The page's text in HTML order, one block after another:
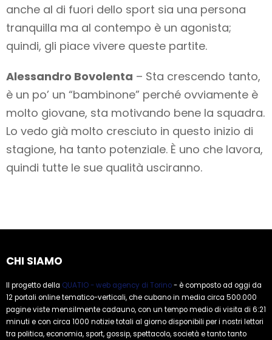
anche al di fuori dello sport sia una persona
tranquilla ma al contempo è un agonista;
quindi, gli piace vivere queste partite.
Alessandro Bovolenta – Sta crescendo tanto,
è un po’ un “bambinone” perché ovviamente è
molto giovane, sta motivando bene la squadra.
Lo vedo già molto cresciuto in questo inizio di
stagione, ha tanto potenziale. È uno che lavora,
quindi tutte le sue qualità usciranno.
CHI SIAMO
Il progetto della QUATIO - web agency di Torino- è composto ad oggi da
12 portali online tematico-verticali, che cubano in media circa 500.000
pagine viste mensilmente cadauno, con un tempo medio di visita di 6:21
minuti e con circa 1000 notizie totali al giorno disponibili per i nostri lettori
tra politica, economia, sport, gossip, spettacolo, società e tanto tanto